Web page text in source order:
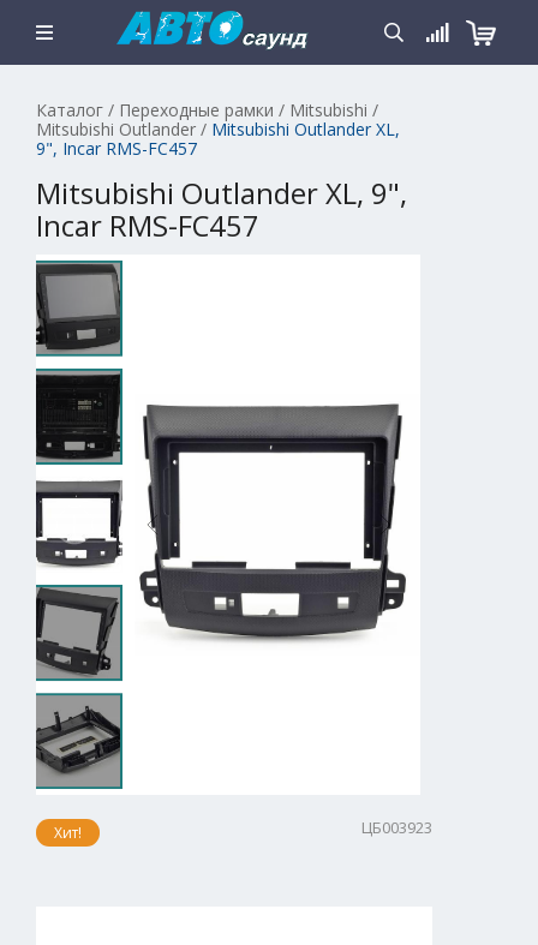
Каталог / Переходные рамки / Mitsubishi /
Mitsubishi Outlander / Mitsubishi Outlander XL,
9", Incar RMS-FC457
Mitsubishi Outlander XL, 9",
Incar RMS-FC457
Хит! ЦБ003923